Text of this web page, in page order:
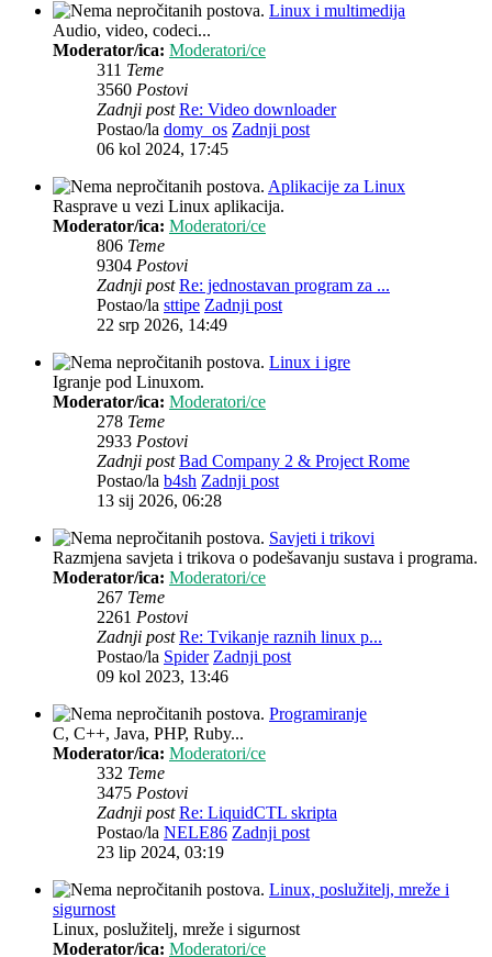
Linux i multimedija
Audio, video, codeci...
Moderator/ica: Moderatori/ce
311 Teme
3560 Postovi
Zadnji post Re: Video downloader
Postao/la domy_os Zadnji post
06 kol 2024, 17:45
Aplikacije za Linux
Rasprave u vezi Linux aplikacija.
Moderator/ica: Moderatori/ce
806 Teme
9304 Postovi
Zadnji post Re: jednostavan program za ...
Postao/la sttipe Zadnji post
22 srp 2026, 14:49
Linux i igre
Igranje pod Linuxom.
Moderator/ica: Moderatori/ce
278 Teme
2933 Postovi
Zadnji post Bad Company 2 & Project Rome
Postao/la b4sh Zadnji post
13 sij 2026, 06:28
Savjeti i trikovi
Razmjena savjeta i trikova o podešavanju sustava i programa.
Moderator/ica: Moderatori/ce
267 Teme
2261 Postovi
Zadnji post Re: Tvikanje raznih linux p...
Postao/la Spider Zadnji post
09 kol 2023, 13:46
Programiranje
C, C++, Java, PHP, Ruby...
Moderator/ica: Moderatori/ce
332 Teme
3475 Postovi
Zadnji post Re: LiquidCTL skripta
Postao/la NELE86 Zadnji post
23 lip 2024, 03:19
Linux, poslužitelj, mreže i
sigurnost
Linux, poslužitelj, mreže i sigurnost
Moderator/ica: Moderatori/ce